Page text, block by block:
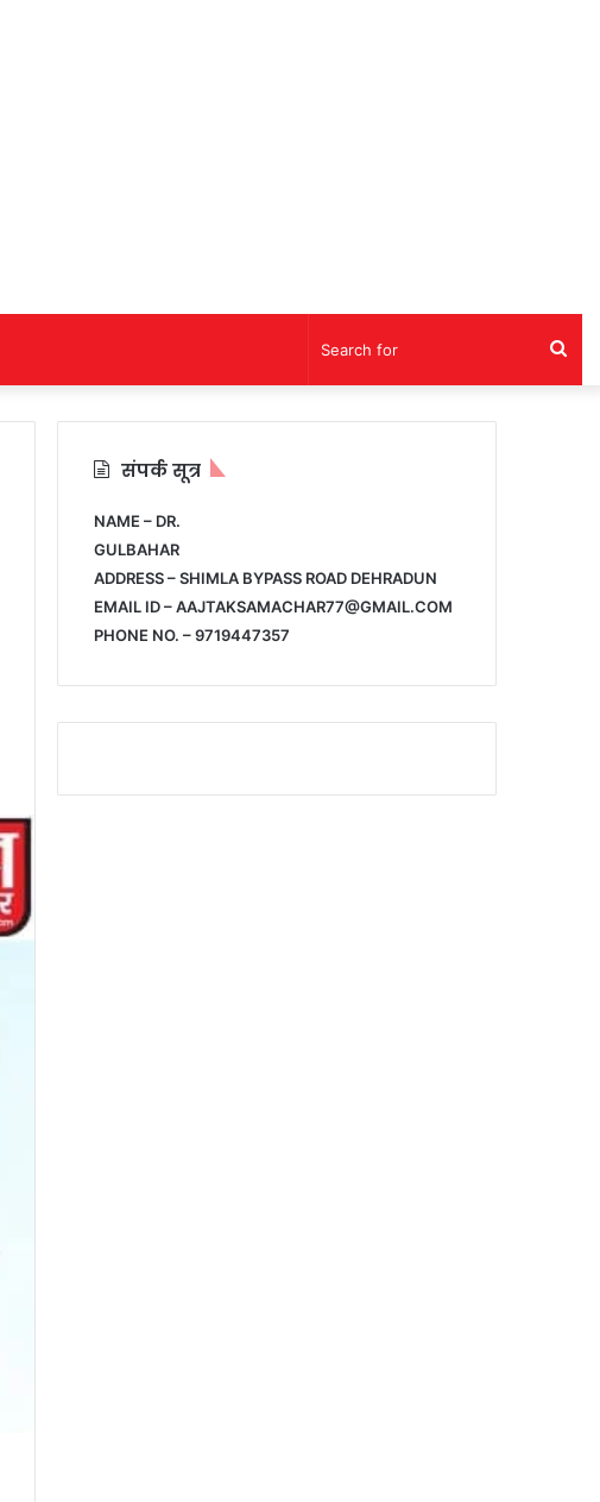
संपर्क सूत्र
NAME – DR.
GULBAHAR
ADDRESS – SHIMLA BYPASS ROAD DEHRADUN
EMAIL ID – AAJTAKSAMACHAR77@GMAIL.COM
PHONE NO. – 9719447357